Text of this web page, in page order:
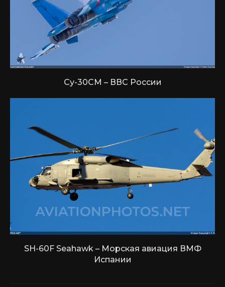
Су-30СМ – ВВС России
SH-60F Seahawk – Морская авиация ВМФ
Испании